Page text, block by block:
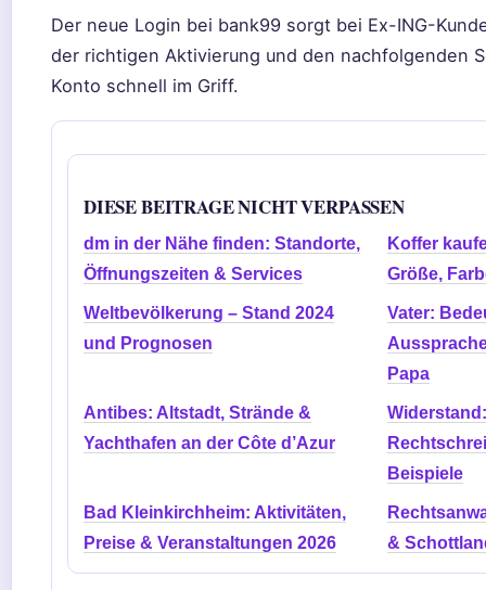
Der neue Login bei bank99 sorgt bei Ex-ING-
der richtigen Aktivierung und den nachfolgenden
Konto schnell im Griff.
DIESE BEITRAGE NICHT VERPASSEN
dm in der Nähe finden: Standorte,
Öffnungszeiten & Services
Koffer
Größe,
Weltbevölkerung – Stand 2024
und Prognosen
Vater:
Papa
Antibes: Altstadt, Strände &
Yachthafen an der Côte d’Azur
Beispiele
Bad Kleinkirchheim: Aktivitäten,
Preise & Veranstaltungen 2026
&